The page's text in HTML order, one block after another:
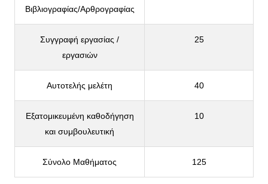
Βιβλιογραφίας/Αρθρογραφίας
Συγγραφή εργασίας /
εργασιών
25
Αυτοτελής μελέτη 40
Εξατομικευμένη καθοδήγηση
και συμβουλευτική
10
Σύνολο Μαθήματος 125